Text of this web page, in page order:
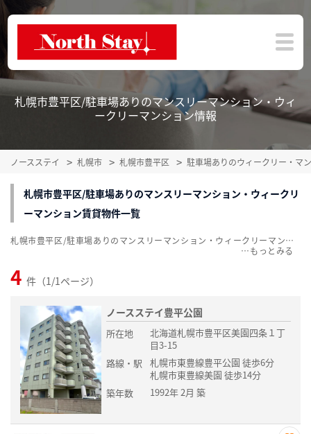
札幌市豊平区/駐車場ありのマンスリーマンション・ウィ
ークリーマンション情報
ノースステイ 札幌市 札幌市豊平区 駐車場ありのウィークリー・マ
札幌市豊平区/駐車場ありのマンスリーマンション・ウィークリ
ーマンション賃貸物件一覧
4 件（1/1ページ）
ノースステイ豊平公園
所在地
北海道札幌市豊平区美園四条１丁
目3-15
路線・駅
札幌市東豊線豊平公園 徒歩6分
札幌市東豊線美園 徒歩14分
築年数
1992年 2月 築
札幌市豊平区/駐車場ありのマンスリーマンション・ウィークリーマンション賃貸物件一覧を掲載中。敷金・礼金無料、家具・家電付をご紹介。こだわり条件での絞込みも簡単！
…